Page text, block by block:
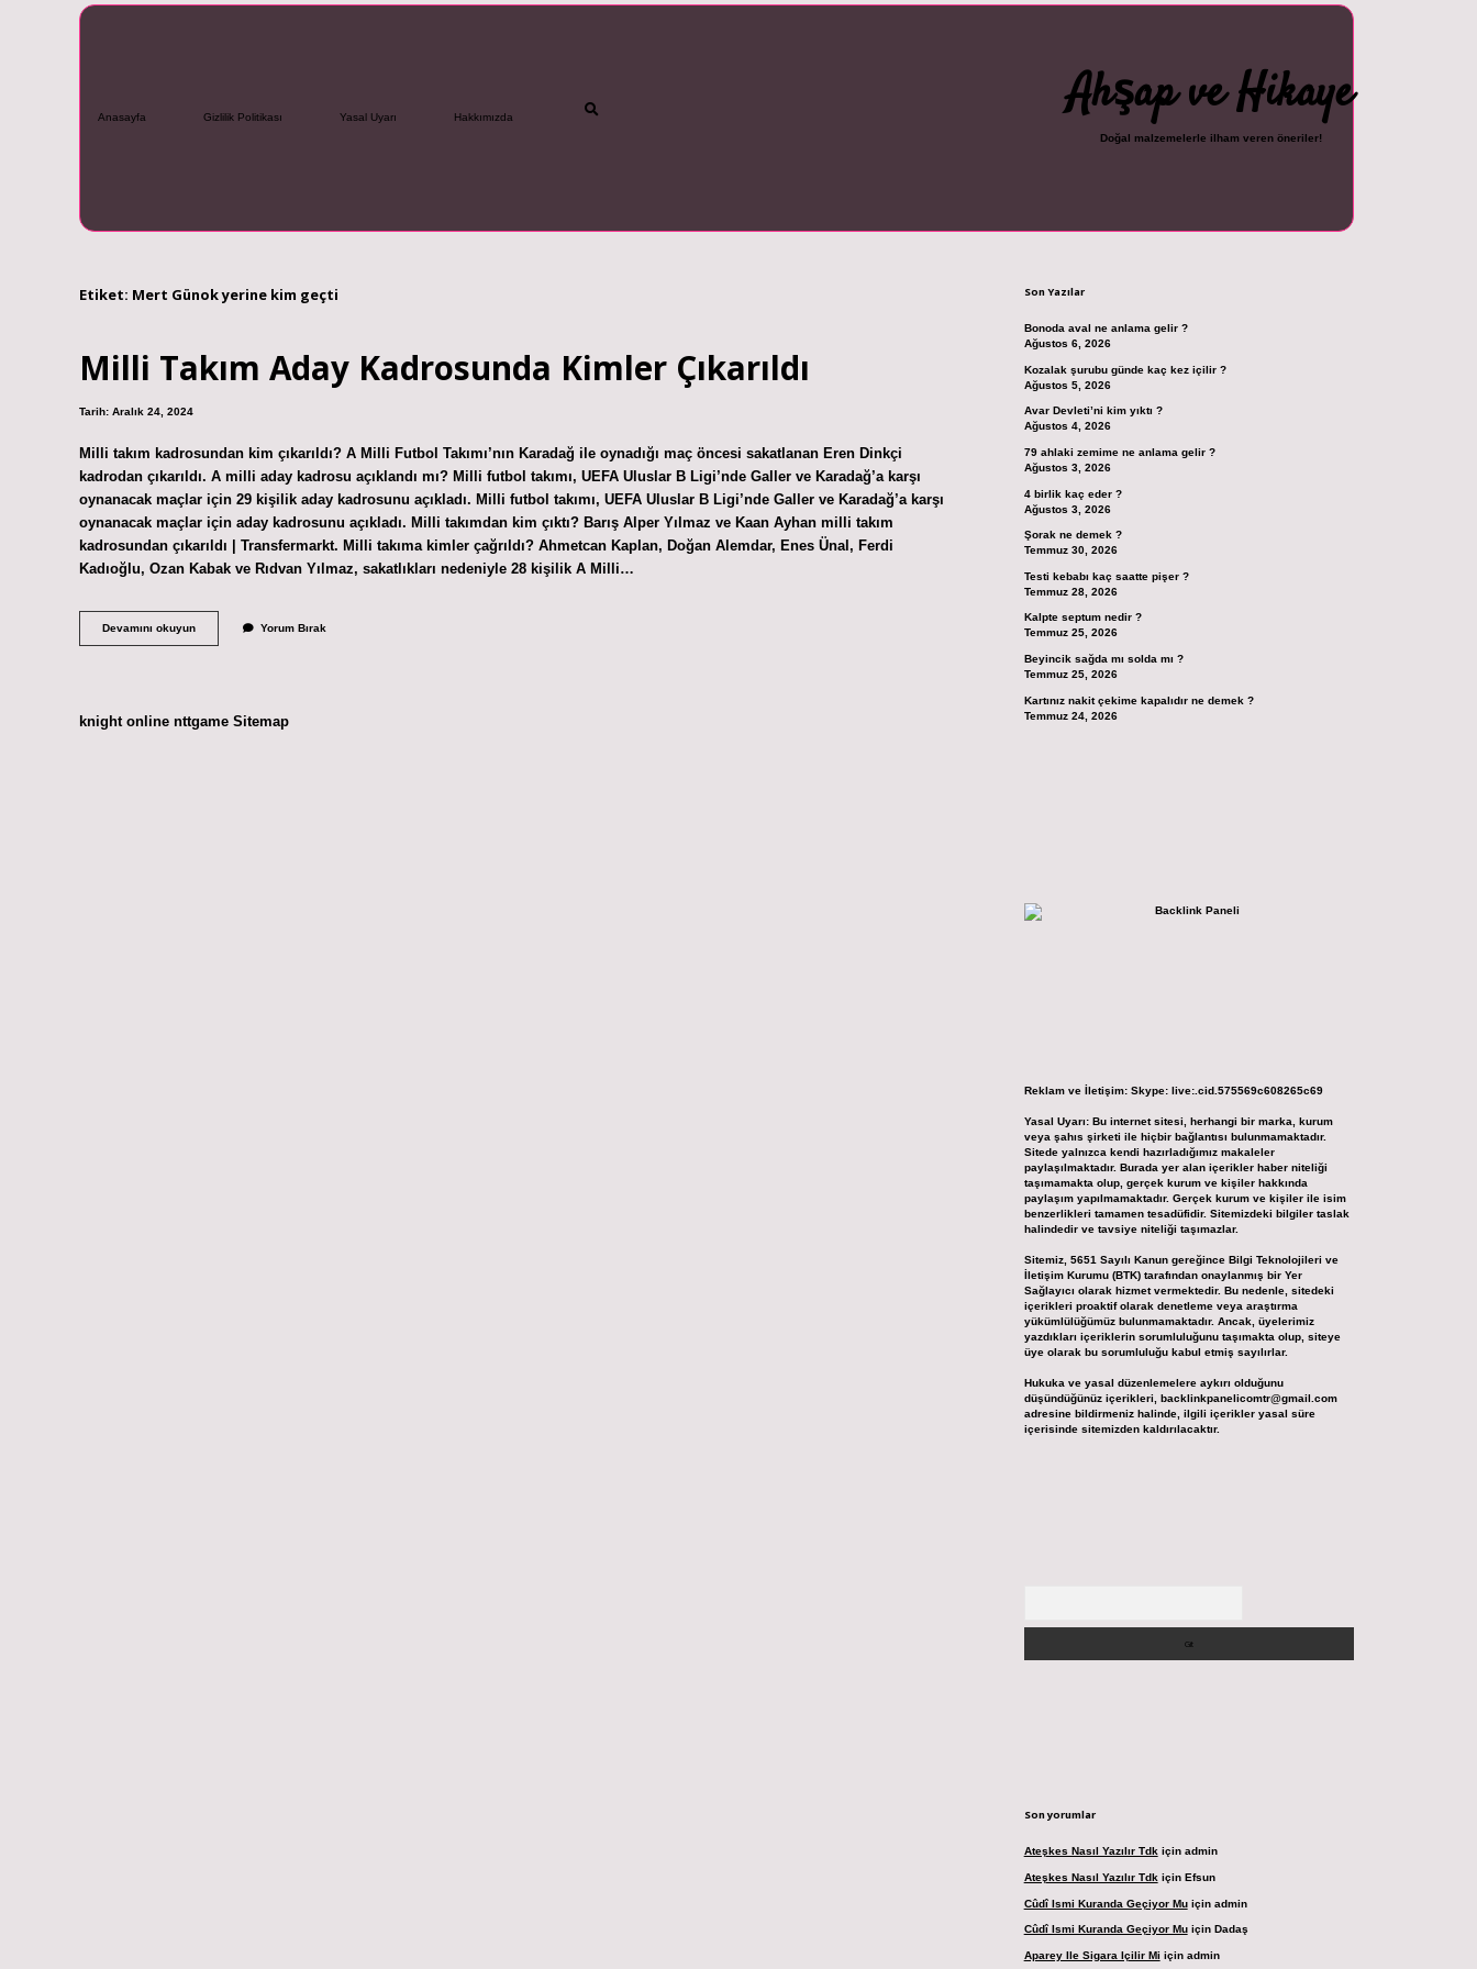
Anasayfa Gizlilik Politikası Yasal Uyarı Hakkımızda Ahşap ve Hikaye
Doğal malzemelerle ilham veren öneriler!
Etiket: Mert Günok yerine kim geçti
Milli Takım Aday Kadrosunda Kimler Çıkarıldı
Tarih: Aralık 24, 2024
Milli takım kadrosundan kim çıkarıldı? A Milli Futbol Takımı’nın Karadağ ile oynadığı maç öncesi sakatlanan Eren Dinkçi
kadrodan çıkarıldı. A milli aday kadrosu açıklandı mı? Milli futbol takımı, UEFA Uluslar B Ligi’nde Galler ve Karadağ’a karşı
oynanacak maçlar için 29 kişilik aday kadrosunu açıkladı. Milli futbol takımı, UEFA Uluslar B Ligi’nde Galler ve Karadağ’a karşı
oynanacak maçlar için aday kadrosunu açıkladı. Milli takımdan kim çıktı? Barış Alper Yılmaz ve Kaan Ayhan milli takım
kadrosundan çıkarıldı | Transfermarkt. Milli takıma kimler çağrıldı? Ahmetcan Kaplan, Doğan Alemdar, Enes Ünal, Ferdi
Kadıoğlu, Ozan Kabak ve Rıdvan Yılmaz, sakatlıkları nedeniyle 28 kişilik A Milli…
Devamını okuyunMilli
Takım
Yorum Bırak
knight online nttgame Sitemap
Son Yazılar
Bonoda aval ne anlama gelir ?
Ağustos 6, 2026
Kozalak şurubu günde kaç kez içilir ?
Ağustos 5, 2026
Avar Devleti’ni kim yıktı ?
Ağustos 4, 2026
79 ahlaki zemime ne anlama gelir ?
Ağustos 3, 2026
4 birlik kaç eder ?
Ağustos 3, 2026
Şorak ne demek ?
Temmuz 30, 2026
Testi kebabı kaç saatte pişer ?
Temmuz 28, 2026
Kalpte septum nedir ?
Temmuz 25, 2026
Beyincik sağda mı solda mı ?
Temmuz 25, 2026
Kartınız nakit çekime kapalıdır ne demek ?
Temmuz 24, 2026
Reklam ve İletişim: Skype: live:.cid.575569c608265c69
Yasal Uyarı: Bu internet sitesi, herhangi bir marka, kurum
veya şahıs şirketi ile hiçbir bağlantısı bulunmamaktadır.
Sitede yalnızca kendi hazırladığımız makaleler
paylaşılmaktadır. Burada yer alan içerikler haber niteliği
taşımamakta olup, gerçek kurum ve kişiler hakkında
paylaşım yapılmamaktadır. Gerçek kurum ve kişiler ile isim
benzerlikleri tamamen tesadüfidir. Sitemizdeki bilgiler taslak
halindedir ve tavsiye niteliği taşımazlar.
Sitemiz, 5651 Sayılı Kanun gereğince Bilgi Teknolojileri ve
İletişim Kurumu (BTK) tarafından onaylanmış bir Yer
Sağlayıcı olarak hizmet vermektedir. Bu nedenle, sitedeki
içerikleri proaktif olarak denetleme veya araştırma
yükümlülüğümüz bulunmamaktadır. Ancak, üyelerimiz
yazdıkları içeriklerin sorumluluğunu taşımakta olup, siteye
üye olarak bu sorumluluğu kabul etmiş sayılırlar.
Hukuka ve yasal düzenlemelere aykırı olduğunu
düşündüğünüz içerikleri, backlinkpanelicomtr@gmail.com
adresine bildirmeniz halinde, ilgili içerikler yasal süre
içerisinde sitemizden kaldırılacaktır.
Son yorumlar
Ateşkes Nasıl Yazılır Tdkiçin admin
Ateşkes Nasıl Yazılır Tdk için Efsun
Cûdî Ismi Kuranda Geçiyor Muiçin admin
Cûdî Ismi Kuranda Geçiyor Muiçin Dadaş
Aparey Ile Sigara Içilir Mi için admin